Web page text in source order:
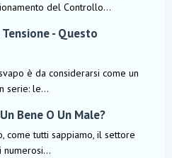
del Controllo...
- Questo
è da considerarsi come un
serie: le...
Bene O Un Male?
come tutti sappiamo, il settore